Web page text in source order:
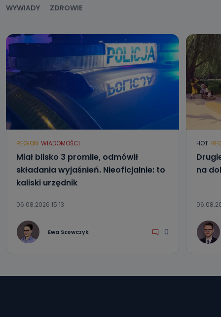
Jak skontaktować się z inspektorem
Można to zrobić pod numerem telefonu 62 735-51-05 lub
e-mailowo pod adresem: poczta@tvproart.pl
WYWIADY
ZDROWIE
REGION WIADOMOŚCI
Miał blisko 3 promile, odmówił
składania wyjaśnień. Nieoficjalnie: to
kaliski urzędnik
06.08.2026 15:13
Ewa Szewczyk 0
HOT
na